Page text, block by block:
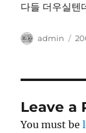
다들 더우실텐
Author
admin
Leave a
You must be